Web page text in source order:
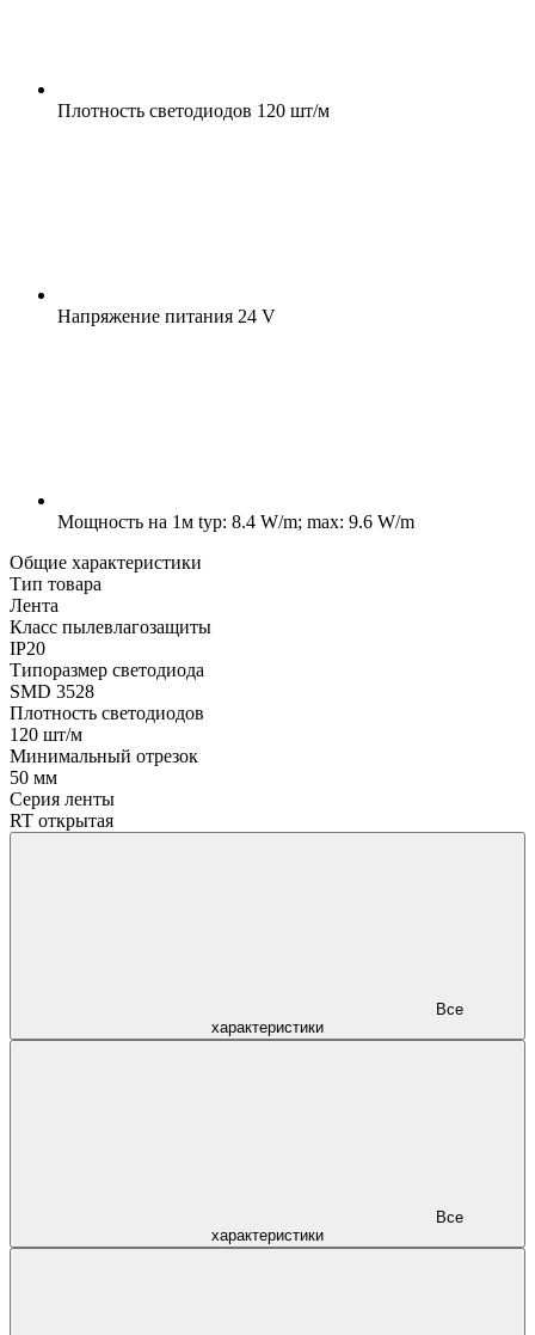
Плотность светодиодов 120 шт/м
Напряжение питания 24 V
Мощность на 1м typ: 8.4 W/m; max: 9.6 W/m
Общие характеристики
Тип товара
Лента
Класс пылевлагозащиты
IP20
Типоразмер светодиода
SMD 3528
Плотность светодиодов
120 шт/м
Минимальный отрезок
50 мм
Серия ленты
RT открытая
характеристики
характеристики